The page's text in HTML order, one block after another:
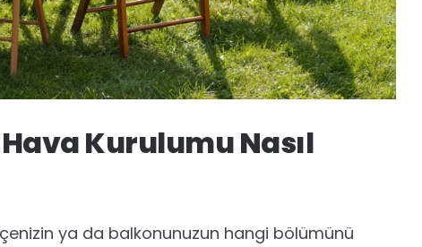
Kurulumu Nasıl
ya da balkonunuzun hangi bölümünü